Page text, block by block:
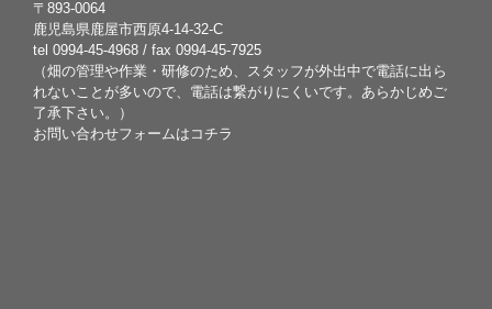
〒893-0064
鹿児島県鹿屋市西原4-14-32-C
tel 0994-45-4968 / fax 0994-45-7925
（畑の管理や作業・研修のため、スタッフが外出中で電話に出ら
れないことが多いので、電話は繋がりにくいです。あらかじめご
了承下さい。）
お問い合わせフォームは コチラ